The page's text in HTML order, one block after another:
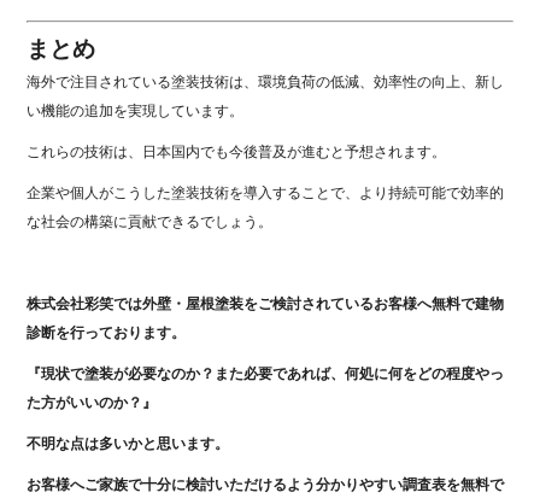
まとめ
海外で注目されている塗装技術は、環境負荷の低減、効率性の向上、新し
い機能の追加を実現しています。
これらの技術は、日本国内でも今後普及が進むと予想されます。
企業や個人がこうした塗装技術を導入することで、より持続可能で効率的
な社会の構築に貢献できるでしょう。
株式会社彩笑では外壁・屋根塗装をご検討されているお客様へ無料で建物
診断を行っております。
『現状で塗装が必要なのか？また必要であれば、何処に何をどの程度やっ
た方がいいのか？』
不明な点は多いかと思います。
お客様へご家族で十分に検討いただけるよう分かりやすい調査表を無料で